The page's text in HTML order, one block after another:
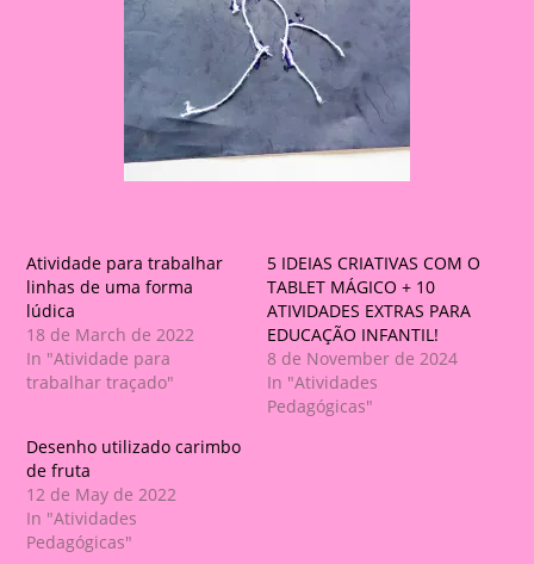
Atividade para trabalhar
linhas de uma forma
lúdica
18 de March de 2022
In "Atividade para
trabalhar traçado"
5 IDEIAS CRIATIVAS COM O
TABLET MÁGICO + 10
ATIVIDADES EXTRAS PARA
EDUCAÇÃO INFANTIL!
8 de November de 2024
In "Atividades
Pedagógicas"
Desenho utilizado carimbo
de fruta
12 de May de 2022
In "Atividades
Pedagógicas"